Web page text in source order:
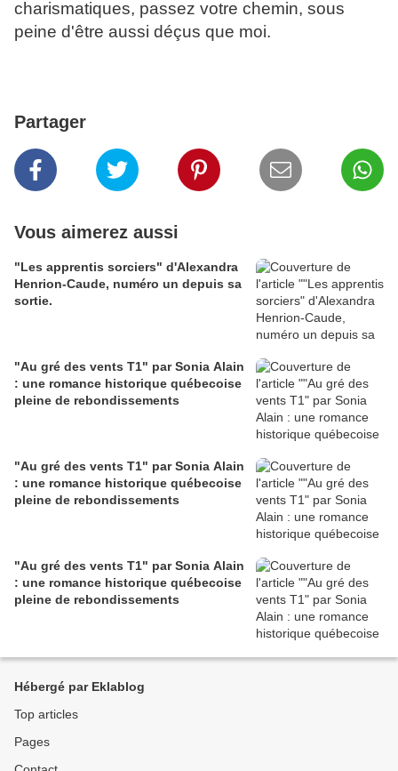
charismatiques, passez votre chemin, sous
peine d'être aussi déçus que moi.
Partager
Vous aimerez aussi
"Les apprentis sorciers" d'Alexandra
Henrion-Caude, numéro un depuis sa
sortie.
"Au gré des vents T1" par Sonia Alain
: une romance historique québecoise
pleine de rebondissements
"Au gré des vents T1" par Sonia Alain
: une romance historique québecoise
pleine de rebondissements
"Au gré des vents T1" par Sonia Alain
: une romance historique québecoise
pleine de rebondissements
Hébergé par Eklablog
Top articles
Pages